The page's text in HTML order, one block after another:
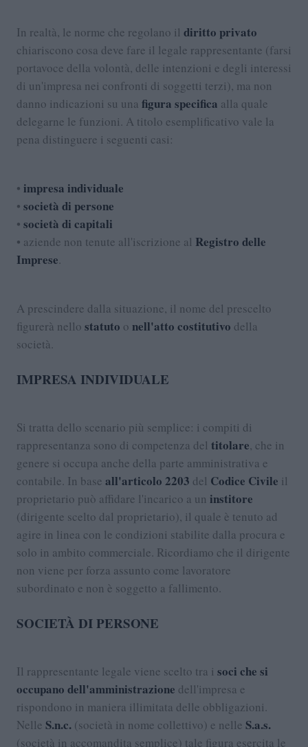
In realtà, le norme che regolano il diritto privato
chiariscono cosa deve fare il legale rappresentante (farsi
portavoce della volontà, delle intenzioni e degli interessi
di un'impresa nei confronti di soggetti terzi), ma non
danno indicazioni su una figura specifica alla quale
delegarne le funzioni. A titolo esemplificativo vale la
pena distinguere i seguenti casi:
• impresa individuale
• società di persone
• società di capitali
• aziende non tenute all'iscrizione al Registro delle
Imprese.
A prescindere dalla situazione, il nome del prescelto
figurerà nello statuto o nell'atto costitutivo della
società.
IMPRESA INDIVIDUALE
Si tratta dello scenario più semplice: i compiti di
rappresentanza sono di competenza del titolare, che in
genere si occupa anche della parte amministrativa e
contabile. In base all'articolo 2203 del Codice Civile il
proprietario può affidare l'incarico a un institore
(dirigente scelto dal proprietario), il quale è tenuto ad
agire in linea con le condizioni stabilite dalla procura e
solo in ambito commerciale. Ricordiamo che il dirigente
non viene per forza assunto come lavoratore
subordinato e non è soggetto a fallimento.
SOCIETÀ DI PERSONE
Il rappresentante legale viene scelto tra i soci che si
occupano dell'amministrazione dell'impresa e
rispondono in maniera illimitata delle obbligazioni.
Nelle S.n.c. (società in nome collettivo) e nelle S.a.s.
(società in accomandita semplice) tale figura esercita le